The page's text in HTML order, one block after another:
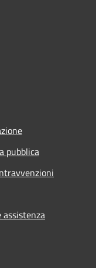
pubblica
assistenza